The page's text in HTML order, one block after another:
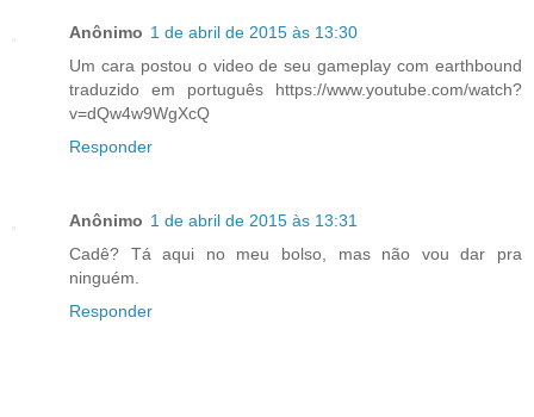
Anônimo 1 de abril de 2015 às 13:30
Um cara postou o video de seu gameplay com earthbound
traduzido em português https://www.youtube.com/watch?
v=dQw4w9WgXcQ
Responder
Anônimo 1 de abril de 2015 às 13:31
Cadê? Tá aqui no meu bolso, mas não vou dar pra
ninguém.
Responder